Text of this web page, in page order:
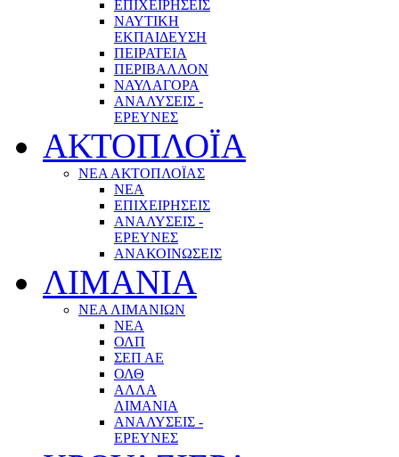
ΕΠΙΧΕΙΡΗΣΕΙΣ
ΝΑΥΤΙΚΗ
ΕΚΠΑΙΔΕΥΣΗ
ΠΕΙΡΑΤΕΙΑ
ΠΕΡΙΒΑΛΛΟΝ
ΝΑΥΛΑΓΟΡΑ
ΑΝΑΛΥΣΕΙΣ -
ΕΡΕΥΝΕΣ
ΑΚΤΟΠΛΟΪΑ
ΝΕΑ ΑΚΤΟΠΛΟΪΑΣ
ΝΕΑ
ΕΠΙΧΕΙΡΗΣΕΙΣ
ΑΝΑΛΥΣΕΙΣ -
ΕΡΕΥΝΕΣ
ΑΝΑΚΟΙΝΩΣΕΙΣ
ΛΙΜΑΝΙΑ
ΝΕΑ ΛΙΜΑΝΙΩΝ
ΝΕΑ
ΟΛΠ
ΣΕΠ ΑΕ
ΟΛΘ
ΑΛΛΑ
ΛΙΜΑΝΙΑ
ΑΝΑΛΥΣΕΙΣ -
ΕΡΕΥΝΕΣ